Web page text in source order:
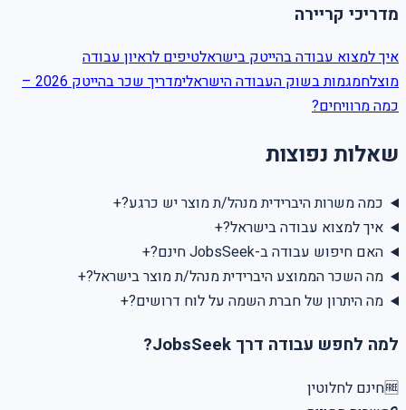
מדריכי קריירה
איך למצוא עבודה בהייטק בישראלטיפים לראיון עבודה
מוצלחמגמות בשוק העבודה הישראלי
מדריך שכר בהייטק 2026 –
כמה מרוויחים?
שאלות נפוצות
כמה משרות היברידית מנהל/ת מוצר יש כרגע?+
איך למצוא עבודה בישראל?+
האם חיפוש עבודה ב-JobsSeek חינם?
+
מה השכר הממוצע היברידית מנהל/ת מוצר בישראל?+
מה היתרון של חברת השמה על לוח דרושים?+
למה לחפש עבודה דרך JobsSeek?
🆓חינם לחלוטין